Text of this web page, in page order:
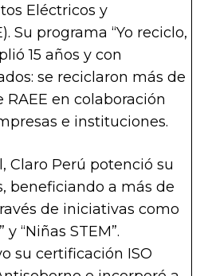
Eléctricos y
Su programa “Yo reciclo,
15 años y con
se reciclaron más de
en colaboración
e instituciones.
Claro Perú potenció su
beneficiando a más de
de iniciativas como
“Niñas STEM”.
su certificación ISO